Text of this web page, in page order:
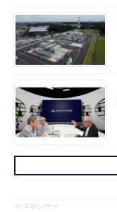
※ スポンサー